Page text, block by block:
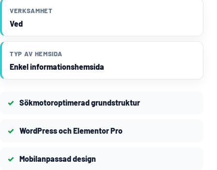
VERKSAMHET
Ved
TYP AV HEMSIDA
Enkel informationshemsida
Sökmotoroptimerad grundstruktur
WordPress och Elementor Pro
Mobilanpassad design